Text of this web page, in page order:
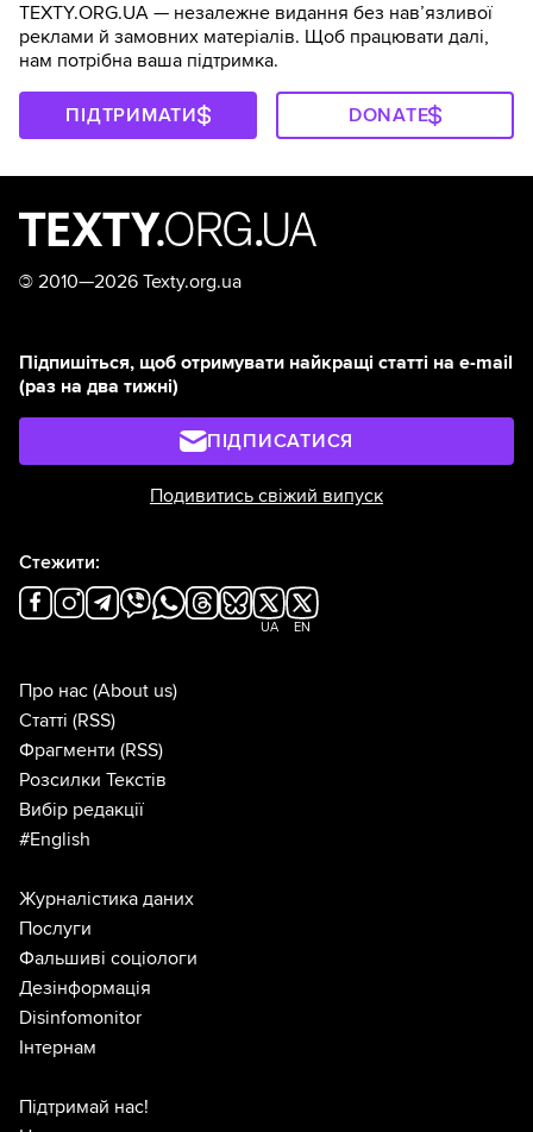
TEXTY.ORG.UA — незалежне видання без навʼязливої
реклами й замовних матеріалів. Щоб працювати далі,
нам потрібна ваша підтримка.
ПІДТРИМАТИ DONATE
© 2010—2026 Texty.org.ua
Підпишіться, щоб отримувати найкращі статті на e-mail
(раз на два тижні)
ПІДПИСАТИСЯ
Подивитись свіжий випуск
Стежити:
UA EN
Про нас (About us)
Статті (RSS)
Фрагменти (RSS)
Розсилки Текстів
Вибір редакції
#English
Журналістика даних
Послуги
Фальшиві соціологи
Дезінформація
Disinfomonitor
Інтернам
Підтримай нас!